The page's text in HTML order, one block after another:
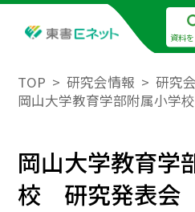
資料
TOP 研究会情報
研究
岡山大学教育学部附属小学
岡山大学教育学
校 研究発表会